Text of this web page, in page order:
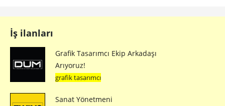
İş ilanları
Grafik Tasarımcı Ekip Arkadaşı
Arıyoruz!
grafik tasarımcı
Sanat Yönetmeni